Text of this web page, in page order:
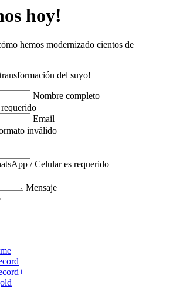
hoy!
hemos modernizado cientos de
del suyo!
Nombre completo
Email
inválido
/ Celular es requerido
Mensaje